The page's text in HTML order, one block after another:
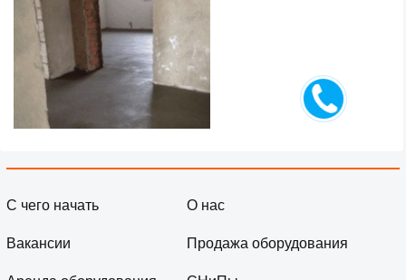
С чего начать
О нас
Вакансии
Продажа оборудования